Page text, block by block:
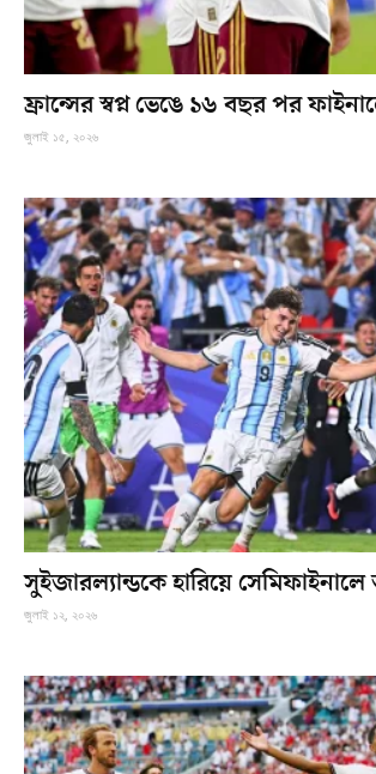
ফ্রান্সের স্বপ্ন ভেঙে ১৬ বছর পর
জুলাই ১৫, ২০২৬
সুইজারল্যান্ডকে হারিয়ে সেমিফাইনালে
জুলাই ১২, ২০২৬